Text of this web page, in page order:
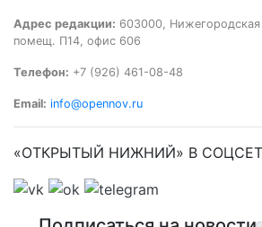
Адрес редакции: 603000,
помещ. П14, офис 606
Телефон: +7 (926) 461-08-48
Email: info@opennov.ru
«ОТКРЫТЫЙ НИЖНИЙ» В